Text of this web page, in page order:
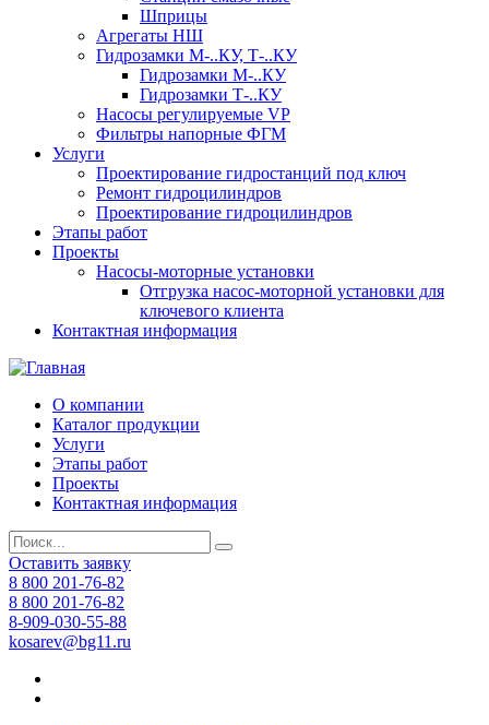
Шприцы
Агрегаты НШ
Гидрозамки М-..КУ, Т-..КУ
Гидрозамки М-..КУ
Гидрозамки Т-..КУ
Насосы регулируемые VP
Фильтры напорные ФГМ
Услуги
Проектирование гидростанций под ключ
Ремонт гидроцилиндров
Проектирование гидроцилиндров
Этапы работ
Проекты
Насосы-моторные установки
Отгрузка насос-моторной установки для
ключевого клиента
Контактная информация
О компании
Каталог продукции
Услуги
Этапы работ
Проекты
Контактная информация
Оставить заявку
8 800 201-76-82
8 800 201-76-82
8-909-030-55-88
kosarev@bg11.ru